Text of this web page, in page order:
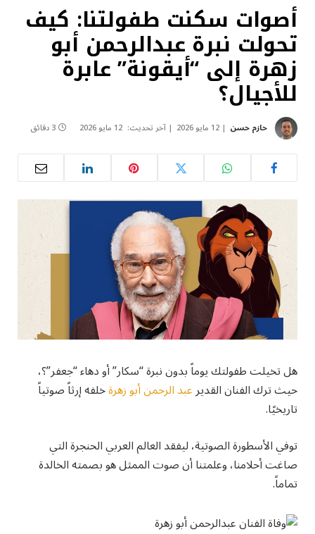
أصوات سكنت طفولتنا: كيف
تحولت نبرة عبدالرحمن أبو
زهرة إلى “أيقونة” عابرة
للأجيال؟
حازم حسن 12 مايو 2026 آخر تحديث: 12 مايو 2026 3 دقائق
هل تخيلت طفولتك يوماً بدون نبرة “سكار” أو دهاء “جعفر”؟،
حيث ترك الفنان القديرعبد الرحمن أبو زهرةخلفه إرثاً صوتياً
تاريخيًا.
توفي الأسطورة الصوتية، ليفقد العالم العربي الحنجرة التي
صاغت أحلامنا، وعلمتنا أن صوت الممثل هو بصمته الخالدة
تماماً.